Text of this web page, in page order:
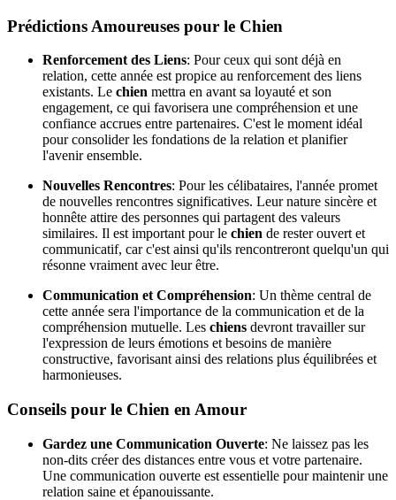
Prédictions Amoureuses pour le Chien
Renforcement des Liens: Pour ceux qui sont déjà en
relation, cette année est propice au renforcement des liens
existants. Le chien mettra en avant sa loyauté et son
engagement, ce qui favorisera une compréhension et une
confiance accrues entre partenaires. C'est le moment idéal
pour consolider les fondations de la relation et planifier
l'avenir ensemble.
Nouvelles Rencontres: Pour les célibataires, l'année promet
de nouvelles rencontres significatives. Leur nature sincère et
honnête attire des personnes qui partagent des valeurs
similaires. Il est important pour le chien de rester ouvert et
communicatif, car c'est ainsi qu'ils rencontreront quelqu'un qui
résonne vraiment avec leur être.
Communication et Compréhension: Un thème central de
cette année sera l'importance de la communication et de la
compréhension mutuelle. Les chiens devront travailler sur
l'expression de leurs émotions et besoins de manière
constructive, favorisant ainsi des relations plus équilibrées et
harmonieuses.
Conseils pour le Chien en Amour
Gardez une Communication Ouverte: Ne laissez pas les
non-dits créer des distances entre vous et votre partenaire.
Une communication ouverte est essentielle pour maintenir une
relation saine et épanouissante.